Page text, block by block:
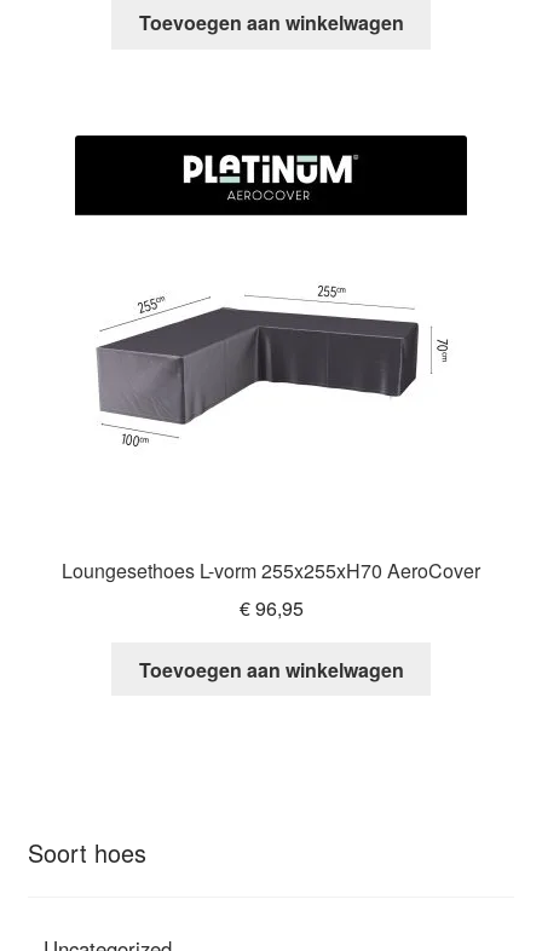
was:
is:
Toevoegen aan winkelwagen
Loungesethoes L-vorm 255x255xH70 AeroCover
€96,95
Toevoegen aan winkelwagen
Soort hoes